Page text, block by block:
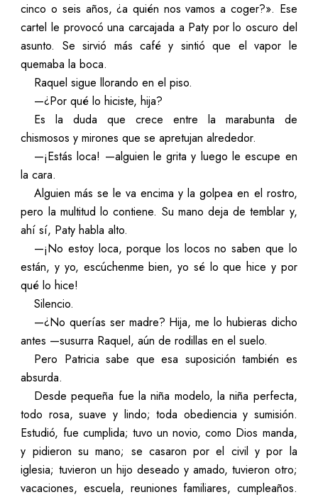
cinco o seis años, ¿a quién nos vamos a coger?». Ese
cartel le provocó una carcajada a Paty por lo oscuro del
asunto. Se sirvió más café y sintió que el vapor le
quemaba la boca.
Raquel sigue llorando en el piso.
—¿Por qué lo hiciste, hija?
Es la duda que crece entre la marabunta de
chismosos y mirones que se apretujan alrededor.
—¡Estás loca! —alguien le grita y luego le escupe en
la cara.
Alguien más se le va encima y la golpea en el rostro,
pero la multitud lo contiene. Su mano deja de temblar y,
ahí sí, Paty habla alto.
—¡No estoy loca, porque los locos no saben que lo
están, y yo, escúchenme bien, yo sé lo que hice y por
qué lo hice!
Silencio.
—¿No querías ser madre? Hija, me lo hubieras dicho
antes —susurra Raquel, aún de rodillas en el suelo.
Pero Patricia sabe que esa suposición también es
absurda.
Desde pequeña fue la niña modelo, la niña perfecta,
todo rosa, suave y lindo; toda obediencia y sumisión.
Estudió, fue cumplida; tuvo un novio, como Dios manda,
y pidieron su mano; se casaron por el civil y por la
iglesia; tuvieron un hijo deseado y amado, tuvieron otro;
vacaciones, escuela, reuniones familiares, cumpleaños.